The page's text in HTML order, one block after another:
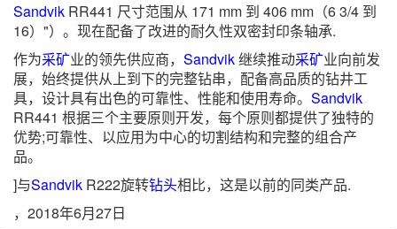
Sandvik RR441 尺寸范围从 171 mm 到 406 mm（6 3/4 到
16）"）。现在配备了改进的耐久性双密封印条轴承.
作为采矿业的领先供应商， Sandvik继续推动采矿业向前发
展，始终提供从上到下的完整钻串，配备高品质的钻井工
具，设计具有出色的可靠性、性能和使用寿命。 Sandvik
RR441 根据三个主要原则开发，每个原则都提供了独特的
优势;可靠性、以应用为中心的切割结构和完整的组合产
品。
]与Sandvik R222旋转钻头相比，这是以前的同类产品.
，2018年6月27日